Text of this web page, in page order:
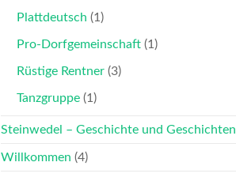
Plattdeutsch (1)
Pro-Dorfgemeinschaft (1)
Rüstige Rentner (3)
Tanzgruppe (1)
Steinwedel – Geschichte und Geschichten
Willkommen (4)